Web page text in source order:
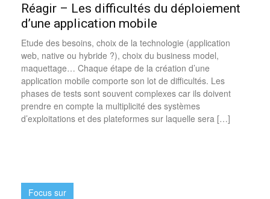
Réagir – Les difficultés du déploiement
d’une application mobile
Etude des besoins, choix de la technologie (application
web, native ou hybride ?), choix du business model,
maquettage… Chaque étape de la création d’une
application mobile comporte son lot de difficultés. Les
phases de tests sont souvent complexes car ils doivent
prendre en compte la multiplicité des systèmes
d’exploitations et des plateformes sur laquelle sera […]
Focus sur